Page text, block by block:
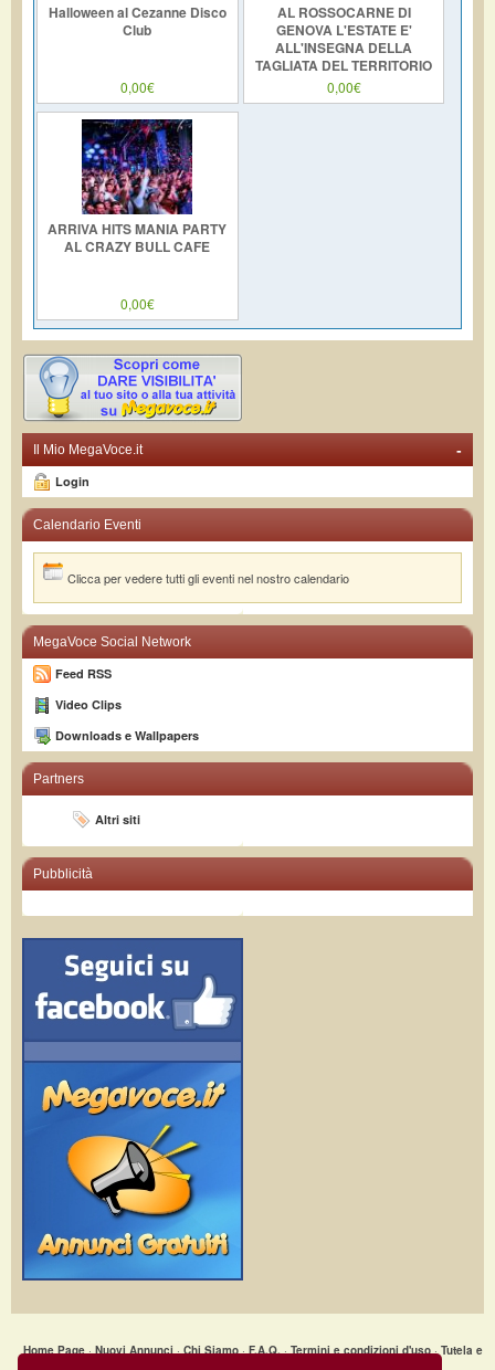
Halloween al Cezanne Disco
Club
0,00€
AL ROSSOCARNE DI
GENOVA L'ESTATE E'
ALL'INSEGNA DELLA
TAGLIATA DEL TERRITORIO
CON LO ZAFFERANO DI RO
0,00€
ARRIVA HITS MANIA PARTY
AL CRAZY BULL CAFE
0,00€
-
Il Mio MegaVoce.it
Login
Calendario Eventi
Clicca per vedere tutti gli eventi nel nostro calendario
MegaVoce Social Network
Feed RSS
Video Clips
Downloads e Wallpapers
Partners
Altri siti
Pubblicità
Home Page·Nuovi Annunci·Chi Siamo·F.A.Q.·Termini e condizioni d'uso·Tutela e